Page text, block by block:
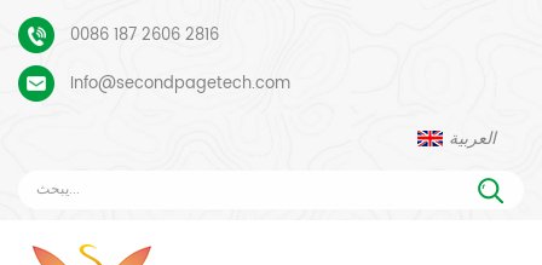
0086 187 2606 2816
Info@secondpagetech.com
العربية